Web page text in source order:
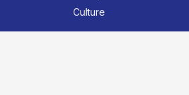
Culture